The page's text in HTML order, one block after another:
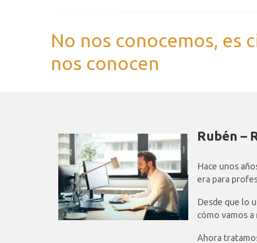
No nos conocemos, es
nos conocen
Rubén –
Hace unos
era para
Desde que lo
cómo vamos
Ahora